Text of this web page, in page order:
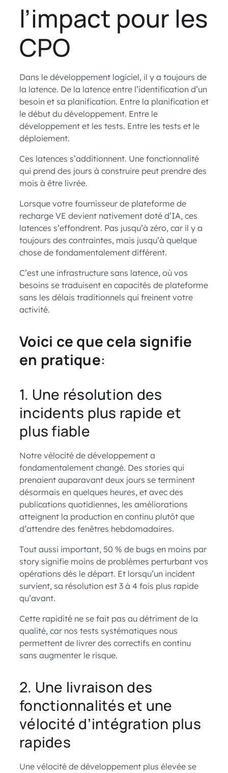
l’impact pour les
CPO
Dans le développement logiciel, il y a toujours de
la latence. De la latence entre l’identification d’un
besoin et sa planification. Entre la planification et
le début du développement. Entre le
développement et les tests. Entre les tests et le
déploiement.
Ces latences s’additionnent. Une fonctionnalité
qui prend des jours à construire peut prendre des
mois à être livrée.
Lorsque votre fournisseur de plateforme de
recharge VE devient nativement doté d’IA, ces
latences s’effondrent. Pas jusqu’à zéro, car il y a
toujours des contraintes, mais jusqu’à quelque
chose de fondamentalement différent.
C’est une infrastructure sans latence, où vos
besoins se traduisent en capacités de plateforme
sans les délais traditionnels qui freinent votre
activité.
Voici ce que cela signifie
en pratique:
1. Une résolution des
incidents plus rapide et
plus fiable
Notre vélocité de développement a
fondamentalement changé. Des stories qui
prenaient auparavant deux jours se terminent
désormais en quelques heures, et avec des
publications quotidiennes, les améliorations
atteignent la production en continu plutôt que
d’attendre des fenêtres hebdomadaires.
Tout aussi important, 50 % de bugs en moins par
story signifie moins de problèmes perturbant vos
opérations dès le départ. Et lorsqu’un incident
survient, sa résolution est 3 à 4 fois plus rapide
qu’avant.
Cette rapidité ne se fait pas au détriment de la
qualité, car nos tests systématiques nous
permettent de livrer des correctifs en continu
sans augmenter le risque.
2. Une livraison des
fonctionnalités et une
vélocité d’intégration plus
rapides
Une vélocité de développement plus élevée se